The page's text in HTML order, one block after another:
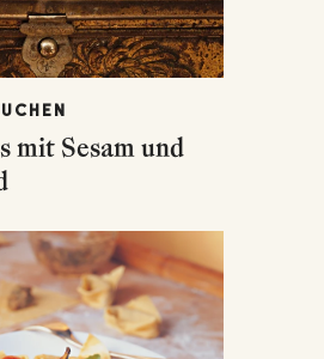
mit Sesam und